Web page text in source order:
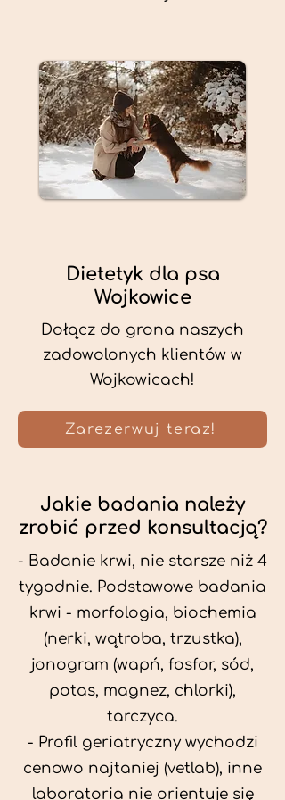
Dietetyk dla psa
Wojkowice
Dołącz do grona naszych
zadowolonych klientów w
Wojkowicach!
Zarezerwuj teraz!
Jakie badania należy
zrobić przed konsultacją?
- Badanie krwi, nie starsze niż 4
tygodnie. Podstawowe badania
krwi - morfologia, biochemia
(nerki, wątroba, trzustka),
jonogram (wapń, fosfor, sód,
potas, magnez, chlorki),
tarczyca.
- Profil geriatryczny wychodzi
cenowo najtaniej (vetlab), inne
laboratoria nie orientuje się